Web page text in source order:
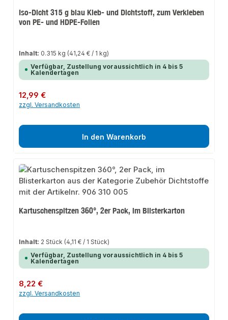
Iso-Dicht 315 g blau Kleb- und Dichtstoff, zum Verkleben
von PE- und HDPE-Folien
Inhalt: 0.315 kg (41,24 € / 1 kg)
Verfügbar, Zustellung voraussichtlich in 4 bis 5
Kalendertagen
Regulärer Preis:
12,99 €
zzgl. Versandkosten
In den Warenkorb
Kartuschenspitzen 360°, 2er Pack, im Blisterkarton
Inhalt: 2 Stück (4,11 € / 1 Stück)
Verfügbar, Zustellung voraussichtlich in 4 bis 5
Kalendertagen
Regulärer Preis:
8,22 €
zzgl. Versandkosten